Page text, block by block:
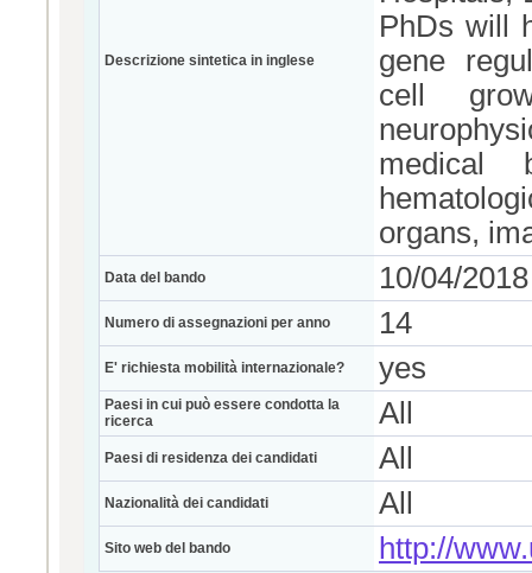
Descrizione sintetica in inglese
PhDs will
gene
cell
medical
organs,
Data del bando 10/04/2018
Numero di assegnazioni per anno 14
E' richiesta mobilità internazionale? yes
Paesi in cui può essere condotta la
ricerca
All
Paesi di residenza dei candidati All
Nazionalità dei candidati All
Sito web del bando http://